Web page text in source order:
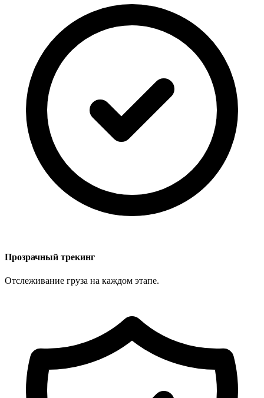
Прозрачный трекинг
Отслеживание груза на каждом этапе.